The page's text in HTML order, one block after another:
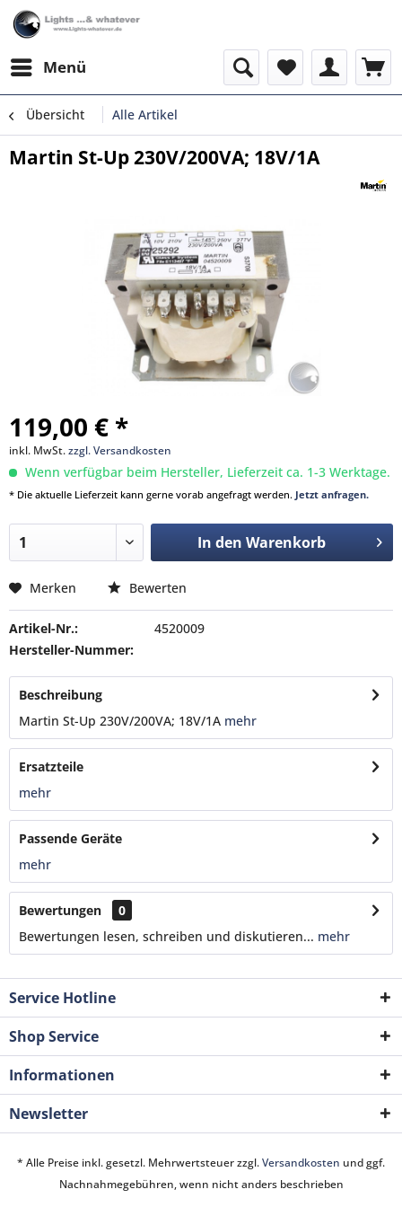
Menü
Übersicht Alle Artikel
Martin St-Up 230V/200VA; 18V/1A
119,00 € *
inkl. MwSt.zzgl. Versandkosten
Wenn verfügbar beim Hersteller, Lieferzeit ca. 1-3 Werktage.
* Die aktuelle Lieferzeit kann gerne vorab angefragt werden. Jetzt anfragen.
In den Warenkorb
Merken Bewerten
Artikel-Nr.:
4520009
Hersteller-Nummer:
Beschreibung
Martin St-Up 230V/200VA; 18V/1A mehr
Ersatzteile
mehr
Passende Geräte
mehr
Bewertungen
0
Bewertungen lesen, schreiben und diskutieren... mehr
Service Hotline
Shop Service
Informationen
Newsletter
* Alle Preise inkl. gesetzl. Mehrwertsteuer zzgl.Versandkosten und ggf.
Nachnahmegebühren, wenn nicht anders beschrieben